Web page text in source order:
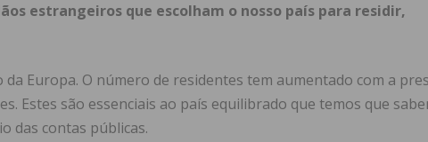
estrangeiros que escolham o nosso país para residir,
Europa. O número de residentes tem aumentado com a
Estes são essenciais ao país equilibrado que temos que
das contas públicas.